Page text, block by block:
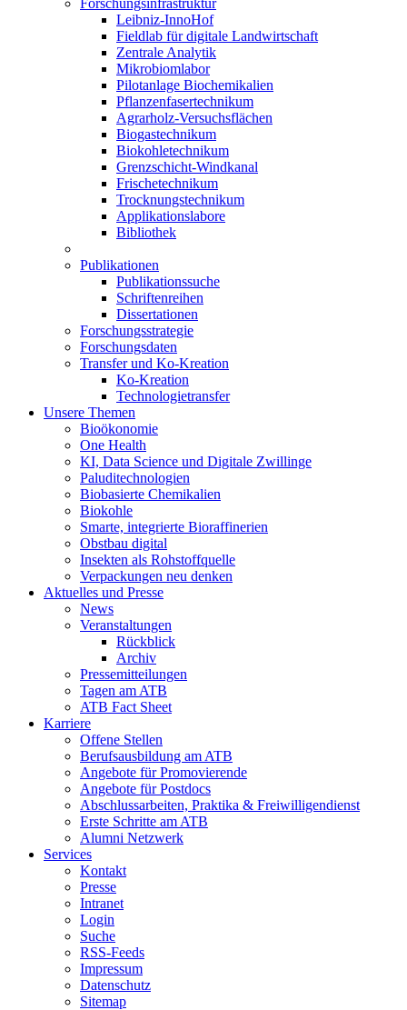
Forschungsinfrastruktur
Leibniz-InnoHof
Fieldlab für digitale Landwirtschaft
Zentrale Analytik
Mikrobiomlabor
Pilotanlage Biochemikalien
Pflanzenfasertechnikum
Agrarholz-Versuchsflächen
Biogastechnikum
Biokohletechnikum
Grenzschicht-Windkanal
Frischetechnikum
Trocknungstechnikum
Applikationslabore
Bibliothek
Publikationen
Publikationssuche
Schriftenreihen
Dissertationen
Forschungsstrategie
Forschungsdaten
Transfer und Ko-Kreation
Ko-Kreation
Technologietransfer
Unsere Themen
Bioökonomie
One Health
KI, Data Science und Digitale Zwillinge
Paluditechnologien
Biobasierte Chemikalien
Biokohle
Smarte, integrierte Bioraffinerien
Obstbau digital
Insekten als Rohstoffquelle
Verpackungen neu denken
Aktuelles und Presse
News
Veranstaltungen
Rückblick
Archiv
Pressemitteilungen
Tagen am ATB
ATB Fact Sheet
Karriere
Offene Stellen
Berufsausbildung am ATB
Angebote für Promovierende
Angebote für Postdocs
Abschlussarbeiten, Praktika & Freiwilligendienst
Erste Schritte am ATB
Alumni Netzwerk
Services
Kontakt
Presse
Intranet
Login
Suche
RSS-Feeds
Impressum
Datenschutz
Sitemap